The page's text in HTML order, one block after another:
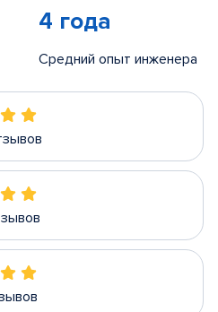
4 года
Средний опыт инженера